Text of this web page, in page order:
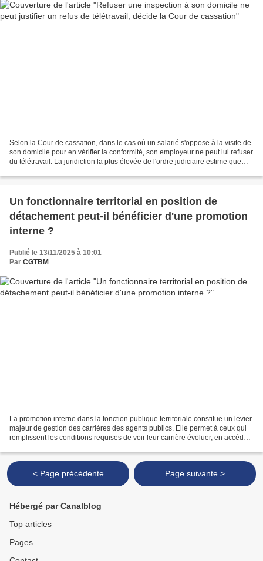
Selon la Cour de cassation, dans le cas où un salarié s'oppose à la visite de
son domicile pour en vérifier la conformité, son employeur ne peut lui refuser
du télétravail. La juridiction la plus élevée de l'ordre judiciaire estime que
Un fonctionnaire territorial en position de
détachement peut-il bénéficier d'une promotion
interne ?
Publié le 13/11/2025 à 10:01
Par CGTBM
La promotion interne dans la fonction publique territoriale constitue un levier
majeur de gestion des carrières des agents publics. Elle permet à ceux qui
remplissent les conditions requises de voir leur carrière évoluer, en accédant
< Page précédente Page suivante >
Hébergé par Canalblog
Top articles
Pages